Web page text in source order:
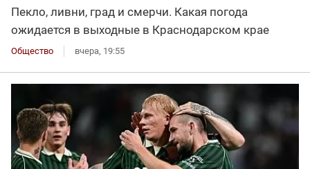
Пекло, ливни, град и смерчи. Какая погода
ожидается в выходные в Краснодарском крае
Общество вчера, 19:55